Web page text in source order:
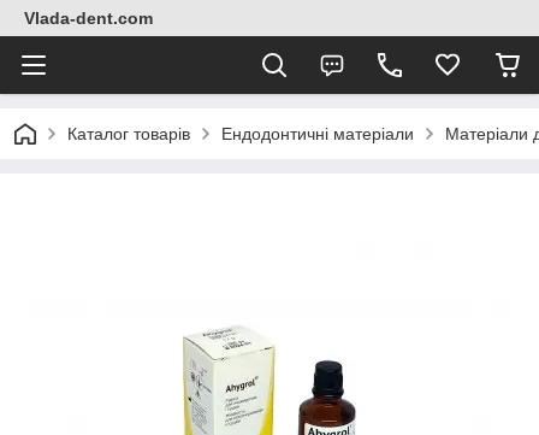
Vlada-dent.com
Каталог товарів Ендодонтичні матеріали Матеріали